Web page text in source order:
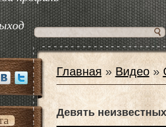
Главная »Видео»
Девять